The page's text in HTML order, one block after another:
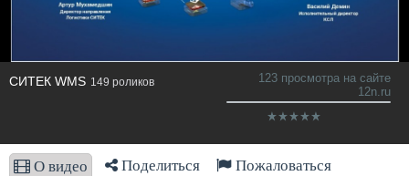
СИТЕК WMS 149 роликов
123 просмотра на сайте
12n.ru
О видео Поделиться Пожаловаться